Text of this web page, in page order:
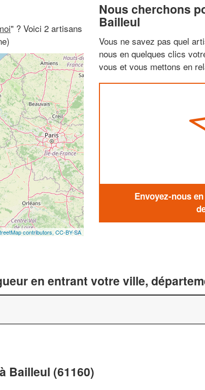
" ? Voici 2 artisans
contributors, CC-BY-SA
Nous cherchons
Bailleul
Vous ne savez pas quel
nous en quelques clics
vous et vous mettons en
Envoyez-nous
en entrant votre ville,
Bailleul (61160)